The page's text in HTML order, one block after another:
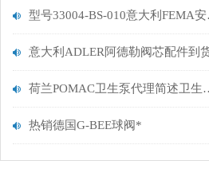
型号
意大利ADLER阿德勒阀芯配件到
荷兰POMAC卫生泵
热销德国G-BEE球阀*